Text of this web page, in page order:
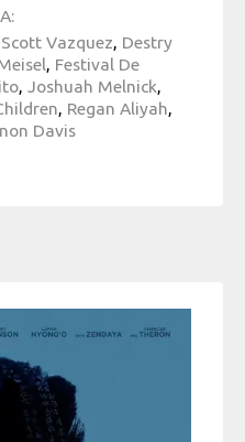
Vazquez, Destry
, Festival De
, Joshuah Melnick,
, Regan Aliyah,
Davis